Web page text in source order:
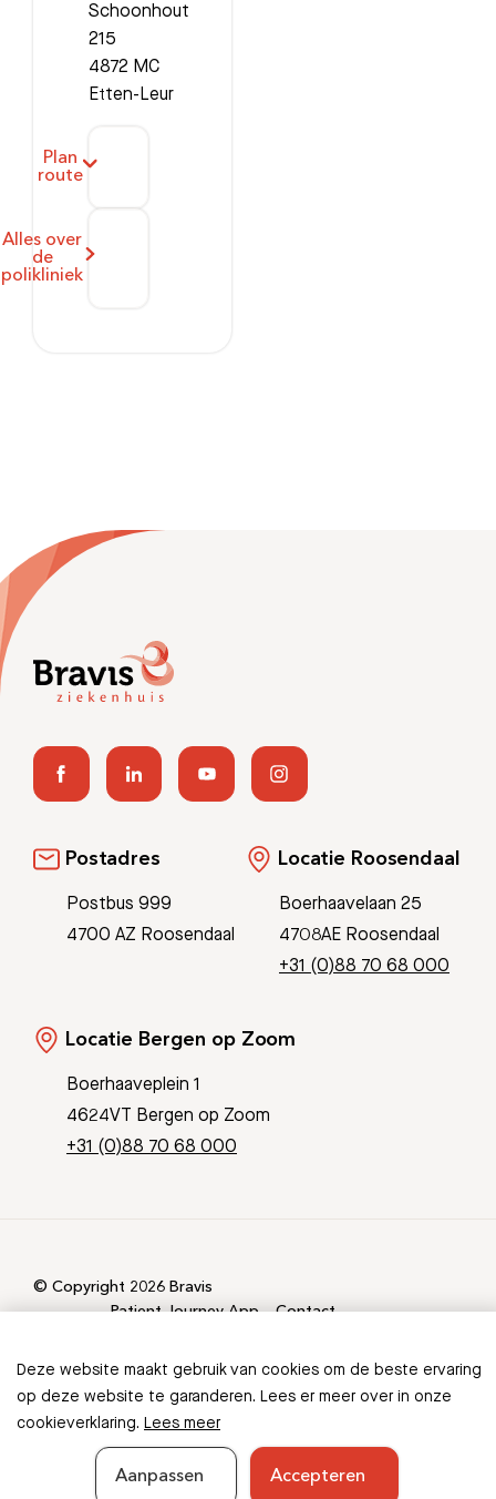
Deze website maakt gebruik van cookies om de beste ervaring
op deze website te garanderen. Lees er meer over in onze
cookieverklaring. Lees meer
Aanpassen Accepteren
Schoonhout
215
4872 MC
Etten-Leur
Plan
route
Alles over
de
polikliniek
Postadres
Postbus 999
4700 AZ Roosendaal
Locatie Roosendaal
Boerhaavelaan 25
4708AE Roosendaal
+31 (0)88 70 68 000
Locatie Bergen op Zoom
Boerhaaveplein 1
4624VT Bergen op Zoom
+31 (0)88 70 68 000
© Copyright 2026 Bravis
Patient Journey App
Contact